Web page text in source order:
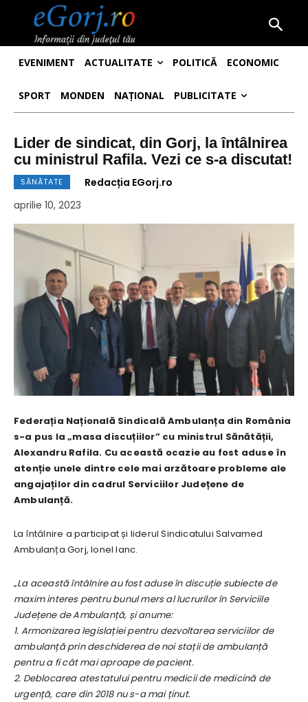
EVENIMENT ACTUALITATE POLITICĂ ECONOMIC
SPORT MONDEN NAȚIONAL PUBLICITATE
Lider de sindicat, din Gorj, la întâlnirea
cu ministrul Rafila. Vezi ce s-a discutat!
SĂNĂTATE
Redacția EGorj.ro
aprilie 10, 2023
Federația Națională Sindicală Ambulanța din România
s-a pus la „masa discuțiilor” cu ministrul Sănătății,
Alexandru Rafila. Cu această ocazie au fost aduse în
atenție unele dintre cele mai arzătoare probleme ale
angajaților din cadrul Serviciilor Județene de
Ambulanță.
La întâlnire a participat și liderul Sindicatului Salvamed
Ambulanța Gorj, Ionel Ianc.
„La această întâlnire au fost aduse în discuție subiecte de
maxim interes pentru bunul mers al lucrurilor în Serviciile
Județene de Ambulanță, și anume:
1. Armonizarea legislației pentru dezvoltarea serviciilor de
ambulanță prin deschiderea de noi stații de ambulanță
pentru a fi cât mai aproape de pacient.
2. Deblocarea atestatului pentru medicii de medicină de
urgență, care din 2018 nu s-a mai ținut.